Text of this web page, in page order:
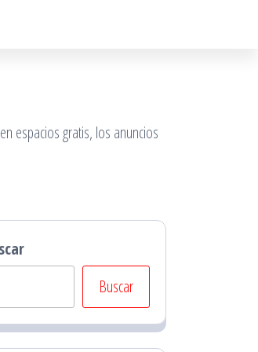
espacios gratis, los anuncios
Buscar